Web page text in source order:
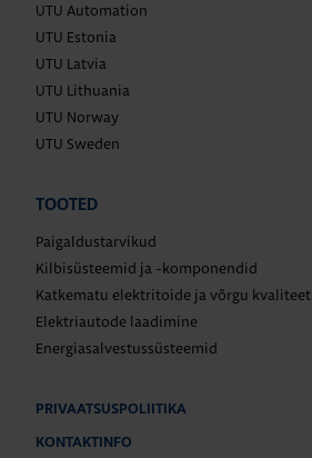
UTU Automation
UTU Estonia
UTU Latvia
UTU Lithuania
UTU Norway
UTU Sweden
TOOTED
Paigaldustarvikud
Kilbisüsteemid ja -komponendid
Katkematu elektritoide ja võrgu kvaliteet
Elektriautode laadimine
Energiasalvestussüsteemid
PRIVAATSUSPOLIITIKA
KONTAKTINFO